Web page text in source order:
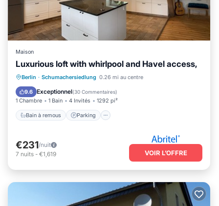
Maison
Luxurious loft with whirlpool and Havel access,
Berlin · Schumachersiedlung 0.26 mi au centre
9.6 Exceptionnel(30 Commentaires)
1 Chambre 1 Bain 4 Invités 1292 pi²
Bain à remous Parking
Bain à remous
Parking
Vue sur l’océan
Balcon/Terrasse
€231/nuit
7 nuits - €1,619 VOIR L’OFFRE